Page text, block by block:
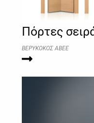
Πόρτες
ΒΕΡΥΚΟΚΟΣ ΑΒΕΕ